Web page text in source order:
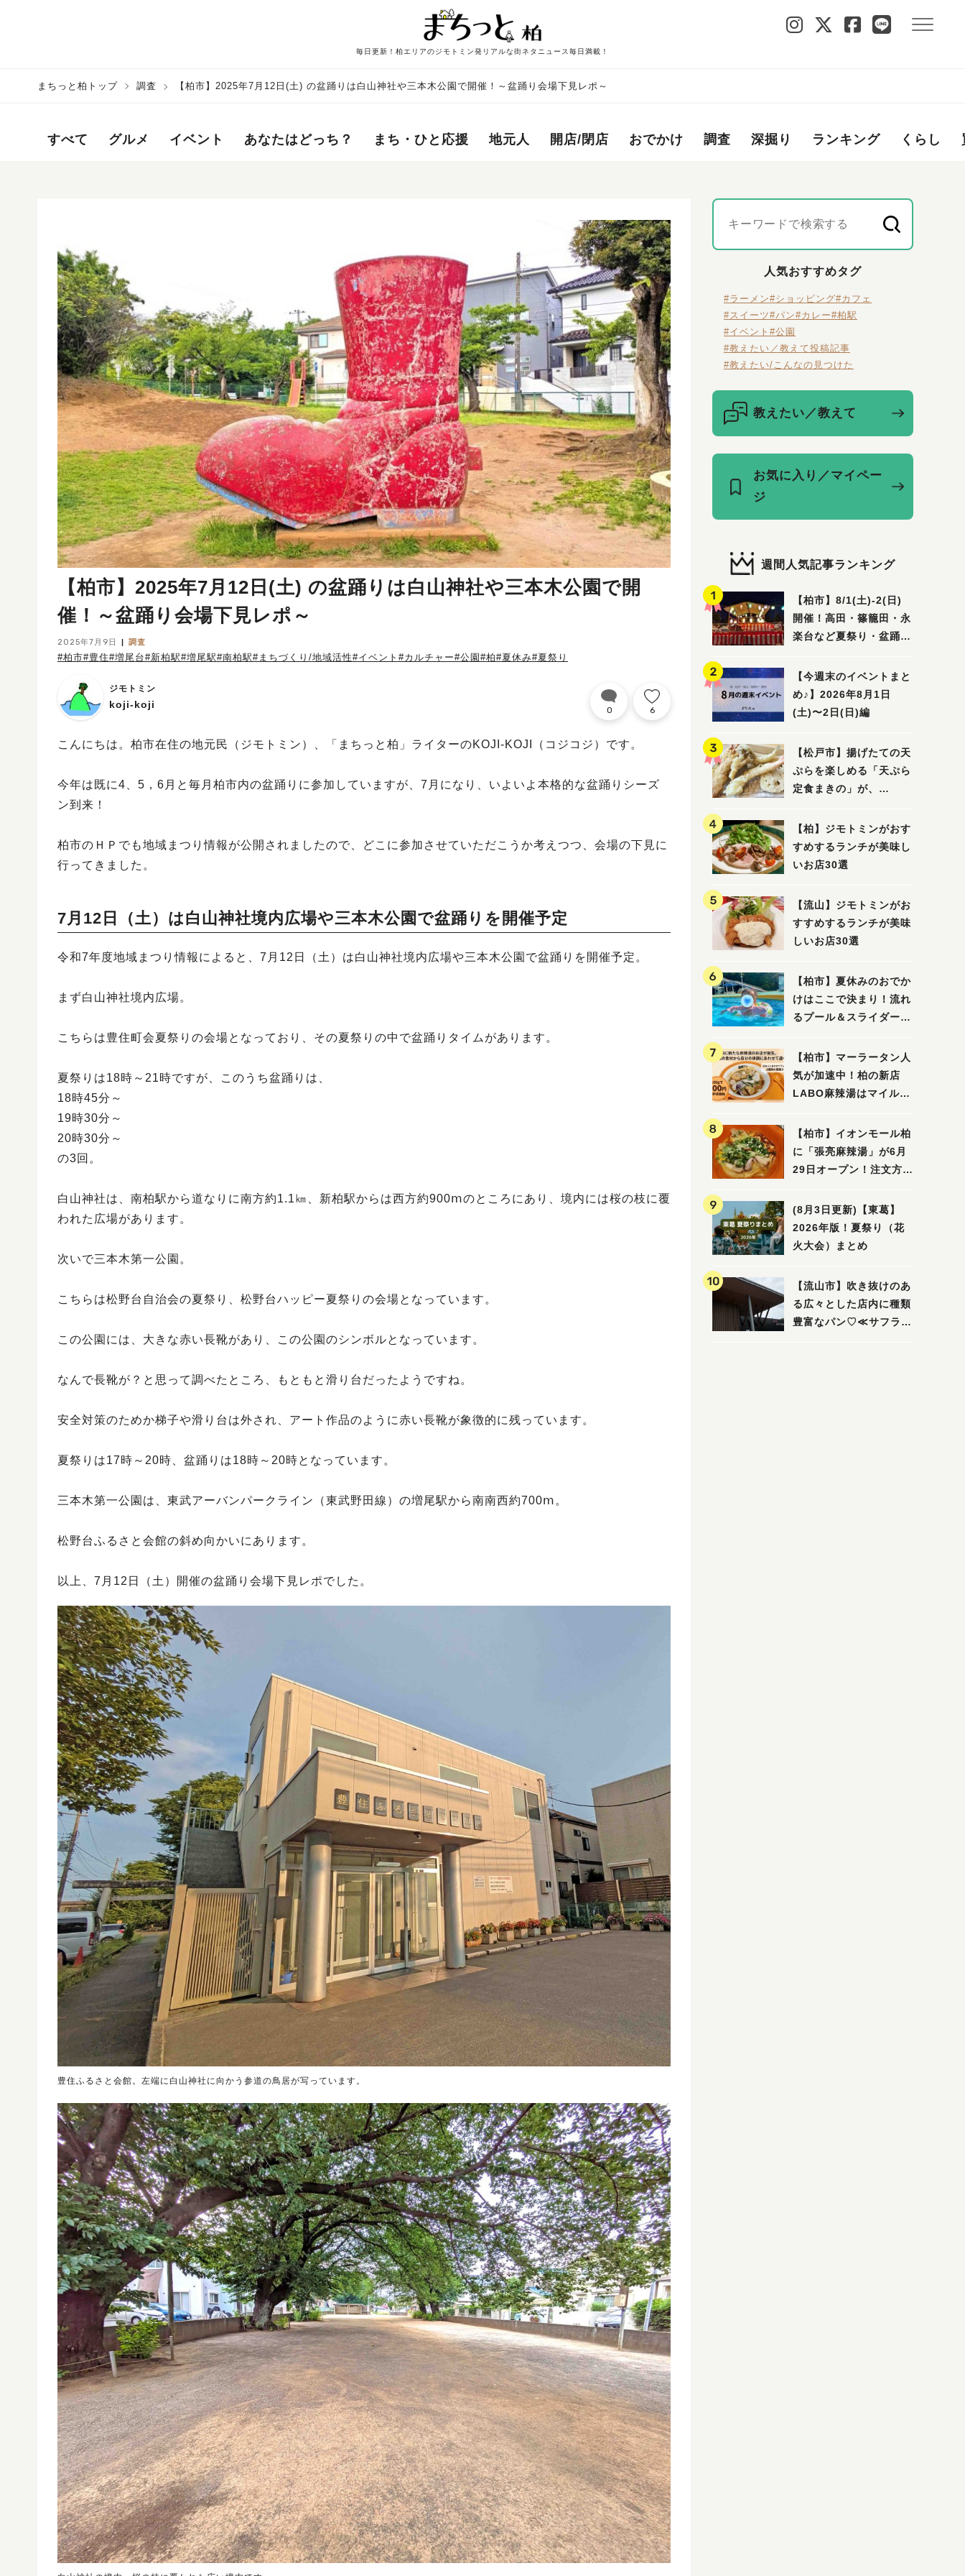
毎日更新！柏エリアのジモトミン発リアルな街ネタニュース毎日満載！
まちっと柏トップ 調査 【柏市】2025年7月12日(土) の盆踊りは白山神社や三本木公園で開催！～盆踊り会場下見レポ～
すべて グルメ イベント あなたはどっち？ まち・ひと応援 地元人 開店/閉店 おでかけ 調査 深掘り ランキング くらし
【柏市】2025年7月12日(土) の盆踊りは白山神社や三本木公園で開
催！～盆踊り会場下見レポ～
2025年7月9日 調査
#柏市#豊住#増尾台#新柏駅#増尾駅#南柏駅#まちづくり/地域活性#イベント #カルチャー#公園 #柏#夏休み#夏祭り
ジモトミン
koji-koji 0 6
こんにちは。柏市在住の地元民（ジモトミン）、「まちっと柏」ライターのKOJI-KOJI（コジコジ）です。
今年は既に4、5，6月と毎月柏市内の盆踊りに参加していますが、7月になり、いよいよ本格的な盆踊りシーズ
ン到来！
柏市のＨＰでも地域まつり情報が公開されましたので、どこに参加させていただこうか考えつつ、会場の下見に
行ってきました。
7月12日（土）は白山神社境内広場や三本木公園で盆踊りを開催予定
令和7年度地域まつり情報によると、7月12日（土）は白山神社境内広場や三本木公園で盆踊りを開催予定。
まず白山神社境内広場。
こちらは豊住町会夏祭りの会場となっており、その夏祭りの中で盆踊りタイムがあります。
夏祭りは18時～21時ですが、このうち盆踊りは、
18時45分～
19時30分～
20時30分～
の3回。
白山神社は、南柏駅から道なりに南方約1.1㎞、新柏駅からは西方約900ⅿのところにあり、境内には桜の枝に覆
われた広場があります。
次いで三本木第一公園。
こちらは松野台自治会の夏祭り、松野台ハッピー夏祭りの会場となっています。
この公園には、大きな赤い長靴があり、この公園のシンボルとなっています。
なんで長靴が？と思って調べたところ、もともと滑り台だったようですね。
安全対策のためか梯子や滑り台は外され、アート作品のように赤い長靴が象徴的に残っています。
夏祭りは17時～20時、盆踊りは18時～20時となっています。
三本木第一公園は、東武アーバンパークライン（東武野田線）の増尾駅から南南西約700ⅿ。
松野台ふるさと会館の斜め向かいにあります。
以上、7月12日（土）開催の盆踊り会場下見レポでした。
豊住ふるさと会館。左端に白山神社に向かう参道の鳥居が写っています。
人気おすすめタグ
#ラーメン#ショッピング#カフェ
#スイーツ#パン#カレー#柏駅
#イベント #公園
#教えたい／教えて投稿記事
#教えたい/こんなの見つけた
教えたい／教えて
お気に入り／マイペー
ジ
週間人気記事ランキング
【柏市】8/1(土)‐2(日)
開催！高田・篠籠田・永
楽台など夏祭り・盆踊り
【今週末のイベントまと
め♪】2026年8月1日
(土)〜2日(日)編
【松戸市】揚げたての天
ぷらを楽しめる「天ぷら
定食まきの」が、
【柏】ジモトミンがおす
すめするランチが美味し
いお店30選
【流山】ジモトミンがお
すすめするランチが美味
しいお店30選
【柏市】夏休みのおでか
けはここで決まり！流れ
るプール＆スライダーに
ル」を親子で満喫してき
ました！
【柏市】マーラータン人
気が加速中！柏の新店
LABO麻辣湯はマイルド
【柏市】イオンモール柏
に「張亮麻辣湯」が6月
29日オープン！注文方法
ビュー
(8月3日更新)【東葛】
2026年版！夏祭り（花
火大会）まとめ
【流山市】吹き抜けのあ
る広々とした店内に種類
豊富なパン♡≪サフラン